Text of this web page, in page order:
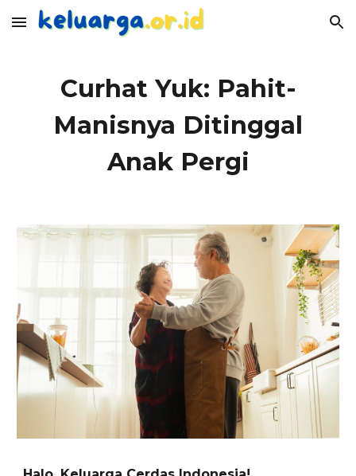
Skip to main content Skip to navigation
Curhat Yuk: Pahit-
Manisnya Ditinggal
Anak Pergi